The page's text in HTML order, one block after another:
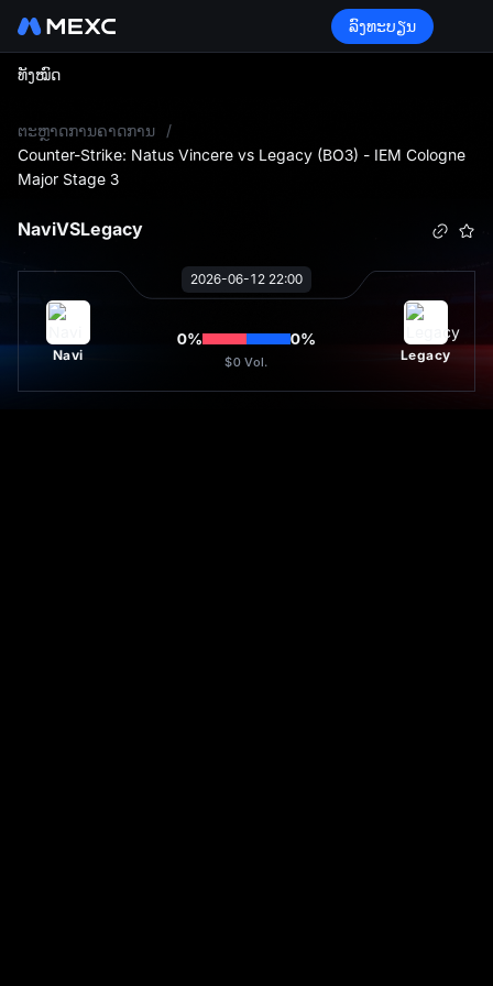
ລົງທະບຽນ
ທັງໝົດ
ຕະຫຼາດການຄາດການ
/
Counter-Strike: Natus Vincere vs Legacy (BO3) - IEM Cologne
Major Stage 3
NaviVSLegacy
2026-06-12 22:00
Navi
0% 0%
$0 Vol. Legacy